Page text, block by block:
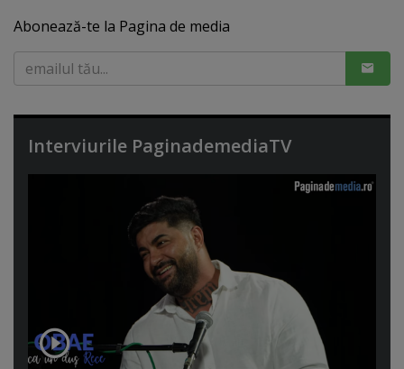
Abonează-te la Pagina de media
Interviurile PaginademediaTV